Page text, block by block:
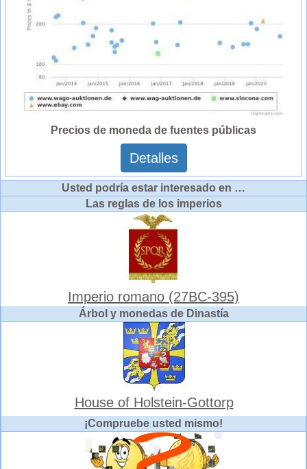
Precios de moneda de fuentes públicas
Detalles
Usted podría estar interesado en …
Las reglas de los imperios
Imperio romano (27BC-395)
Árbol y monedas de Dinastía
House of Holstein-Gottorp
¡Compruebe usted mismo!